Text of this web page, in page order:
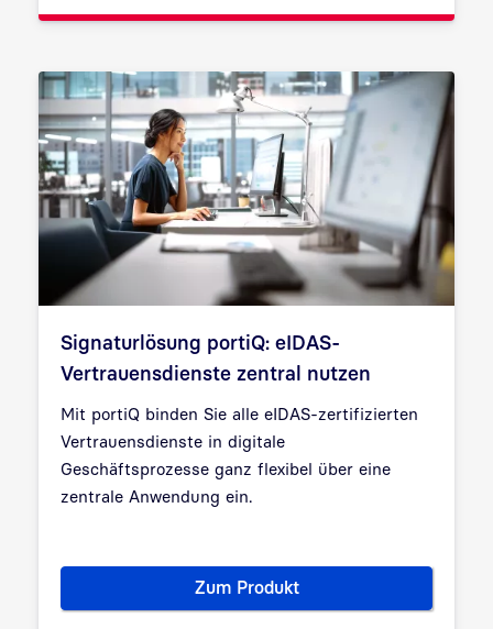
Signaturlösung portiQ: eIDAS-
Vertrauensdienste zentral nutzen
Mit portiQ binden Sie alle eIDAS-zertifizierten
Vertrauensdienste in digitale
Geschäftsprozesse ganz flexibel über eine
zentrale Anwendung ein.
Zum ProduktSignaturlösung portiQ: